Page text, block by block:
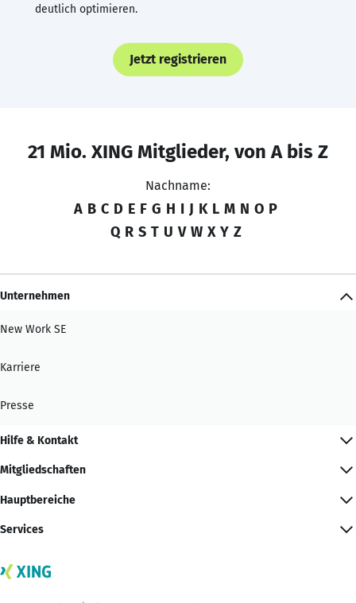
deutlich optimieren.
Jetzt registrieren
21 Mio. XING Mitglieder, von A bis Z
Nachname:
A B C D E F G H I J K L M N O P
Q R S T U V W X Y Z
Unternehmen
New Work SE
Karriere
Presse
Hilfe & Kontakt
Mitgliedschaften
Hauptbereiche
Services